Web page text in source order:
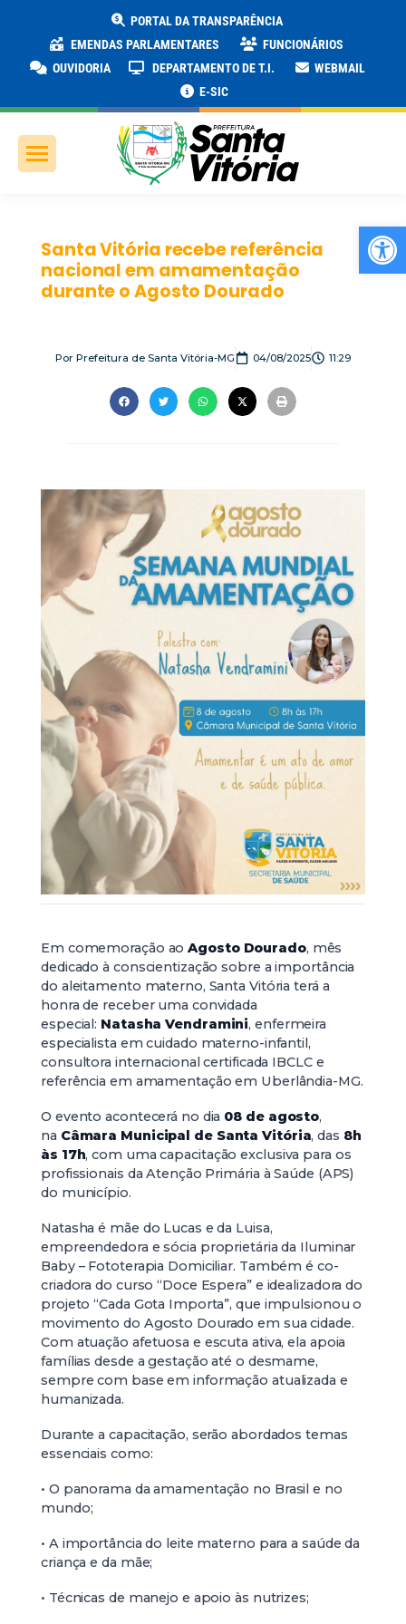
PORTAL DA TRANSPARÊNCIA
EMENDAS PARLAMENTARES
FUNCIONÁRIOS
OUVIDORIA
DEPARTAMENTO DE T.I.
WEBMAIL
E-SIC
Santa Vitória recebe referência
nacional em amamentação
durante o Agosto Dourado
Por Prefeitura de Santa Vitória-MG 04/08/2025 11:29
Em comemoração aoAgostoDourado, mês
dedicado à conscientização sobre a importância
do aleitamento materno, Santa Vitória terá a
honra de receber uma convidada
especial: Natasha Vendramini, enfermeira
especialista em cuidado materno-infantil,
consultora internacional certificada IBCLC e
referência em amamentação em Uberlândia-MG.
O evento acontecerá no dia 08 de agosto,
na Câmara Municipal de Santa Vitória, das 8h
às 17h, com uma capacitação exclusiva para os
profissionais da Atenção Primária à Saúde (APS)
do município.
Natasha é mãe do Lucas e da Luisa,
empreendedora e sócia proprietária da Iluminar
Baby – Fototerapia Domiciliar. Também é co-
criadora do curso “Doce Espera” e idealizadora do
projeto “Cada Gota Importa”, que impulsionou o
movimento do Agosto Dourado em sua cidade.
Com atuação afetuosa e escuta ativa, ela apoia
famílias desde a gestação até o desmame,
sempre com base em informação atualizada e
humanizada.
Durante a capacitação, serão abordados temas
essenciais como:
• O panorama da amamentação no Brasil e no
mundo;
• A importância do leite materno para a saúde da
criança e da mãe;
• Técnicas de manejo e apoio às nutrizes;